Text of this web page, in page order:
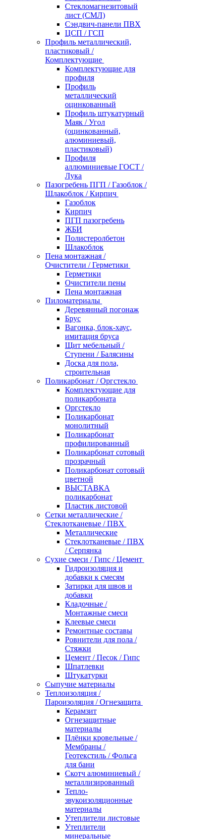
Стекломагнезитовый
лист (СМЛ)
Сэндвич-панели ПВХ
ЦСП / ГСП
Профиль металлический,
пластиковый /
Комплектующие
Комплектующие для
профиля
Профиль
металлический
оцинкованный
Профиль штукатурный
Маяк / Угол
(оцинкованный,
алюминиевый,
пластиковый)
Профиля
аллюминиевые ГОСТ /
Лука
Пазогребень ПГП / Газоблок /
Шлакоблок / Кирпич
Газоблок
Кирпич
ПГП пазогребень
ЖБИ
Полистеролбетон
Шлакоблок
Пена монтажная /
Очистители / Герметики
Герметики
Очистители пены
Пена монтажная
Пиломатериалы
Деревянный погонаж
Брус
Вагонка, блок-хаус,
имитация бруса
Щит мебельный /
Ступени / Балясины
Доска для пола,
строительная
Поликарбонат / Оргстекло
Комплектующие для
поликарбоната
Оргстекло
Поликарбонат
монолитный
Поликарбонат
профилированный
Поликарбонат сотовый
прозрачный
Поликарбонат сотовый
цветной
ВЫСТАВКА
поликарбонат
Пластик листовой
Сетки металлические /
Стеклотканевые / ПВХ
Металлические
Стеклотканевые / ПВХ
/ Серпянка
Сухие смеси / Гипс / Цемент
Гидроизоляция и
добавки к смесям
Затирки для швов и
добавки
Кладочные /
Монтажные смеси
Клеевые смеси
Ремонтные составы
Ровнители для пола /
Стяжки
Цемент / Песок / Гипс
Шпатлевки
Штукатурки
Сыпучие материалы
Теплоизоляция /
Пароизоляция / Огнезащита
Керамзит
Огнезащитные
материалы
Плёнки кровельные /
Мембраны /
Геотекстиль / Фольга
для бани
Скотч алюминиевый /
металлизированный
Тепло-
звукоизоляционные
материалы
Утеплители листовые
Утеплители
минеральные